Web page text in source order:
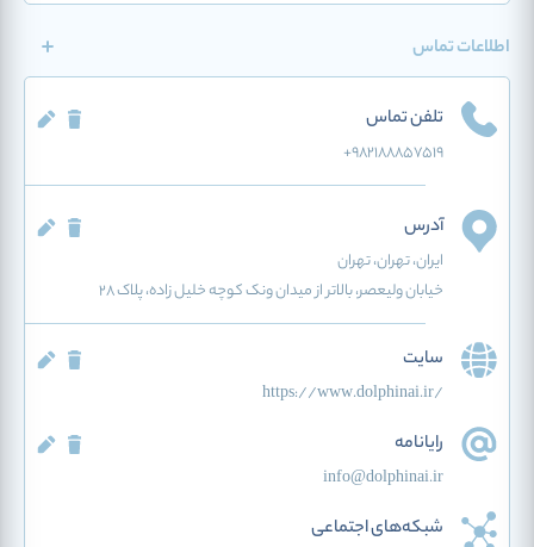
اطلاعات تماس
تلفن تماس
+9821۸۸۸۵۷۵۱۹
آدرس
ایران، تهران، تهران
خیابان ولیعصر، بالاتر از میدان ونک کوچه خلیل زاده، پلاک ۲۸
سایت
https://www.dolphinai.ir/
رایانامه
info@dolphinai.ir
شبکه‌های اجتماعی